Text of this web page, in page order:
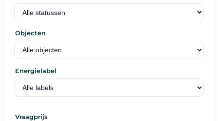
Objecten
Energielabel
Vraagprijs